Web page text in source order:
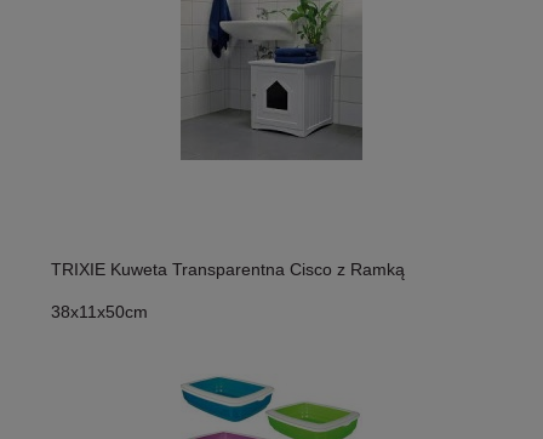
TRIXIE Kuweta Transparentna Cisco z Ramką
38x11x50cm